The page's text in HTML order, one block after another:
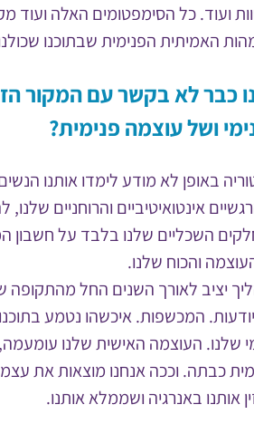
ועוד. כל הסימפטומים האלה ועוד
האמיתית הפנימית שבתוכנו
כבר לא בקשר עם המקור
ושל עוצמה פנימית?
באופן לא מודע לימדו אותנו
אינטואיטיביים והרוחניים
השכליים שלנו בלבד על חשבון
והכוח שלנו.
יציב לאורך השנים החל מהתקופה
המכשפות. איכשהו נטמע
שלנו. העוצמה האישית שלנו
כבתה. וככה אנחנו מוצאות את
אותנו באנרגיה ושממלא אותנו.